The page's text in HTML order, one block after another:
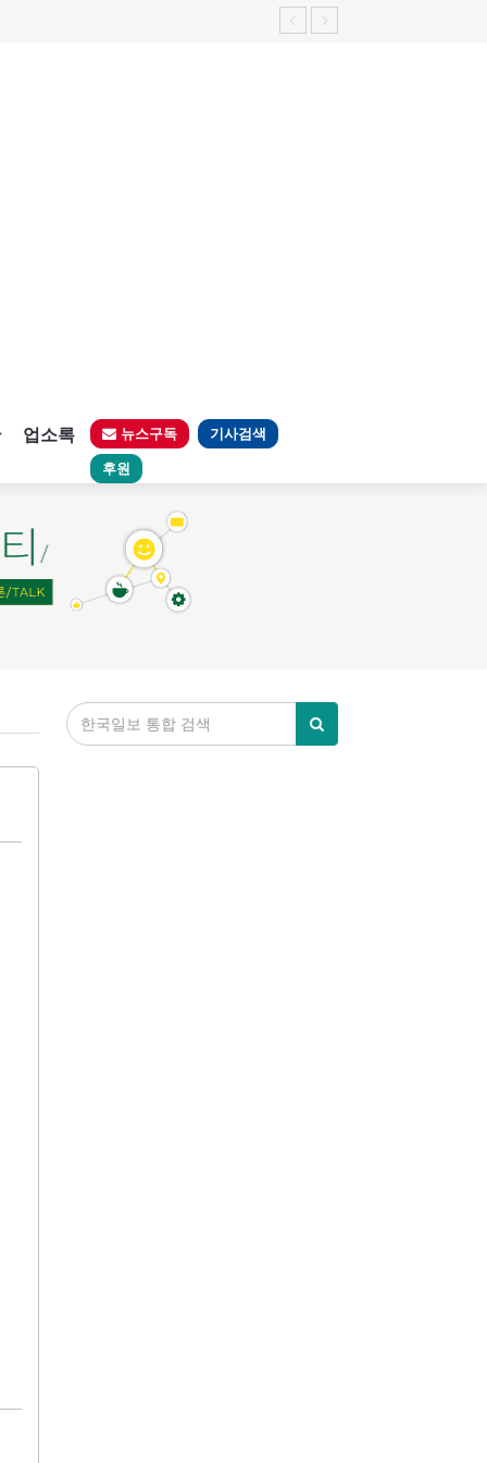
업소록 뉴스구독 기사검색
후원